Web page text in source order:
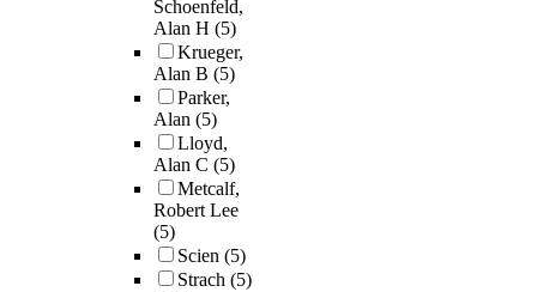
Schoenfeld,
Alan H (5)
Krueger,
Alan B (5)
Parker,
Alan (5)
Lloyd,
Alan C (5)
Metcalf,
Robert Lee
(5)
Scien (5)
Strach (5)